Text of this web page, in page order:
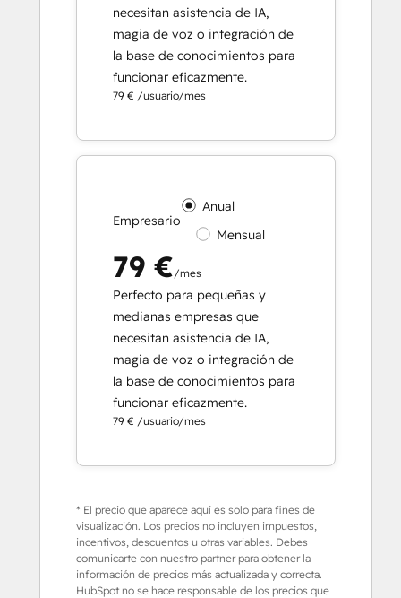
necesitan asistencia de IA,
magia de voz o integración de
la base de conocimientos para
funcionar eficazmente.
79 € /usuario/mes
Empresario
Anual
Mensual
79 €/mes
Perfecto para pequeñas y
medianas empresas que
necesitan asistencia de IA,
magia de voz o integración de
la base de conocimientos para
funcionar eficazmente.
79 € /usuario/mes
* El precio que aparece aquí es solo para fines de
visualización. Los precios no incluyen impuestos,
incentivos, descuentos u otras variables. Debes
comunicarte con nuestro partner para obtener la
información de precios más actualizada y correcta.
HubSpot no se hace responsable de los precios que